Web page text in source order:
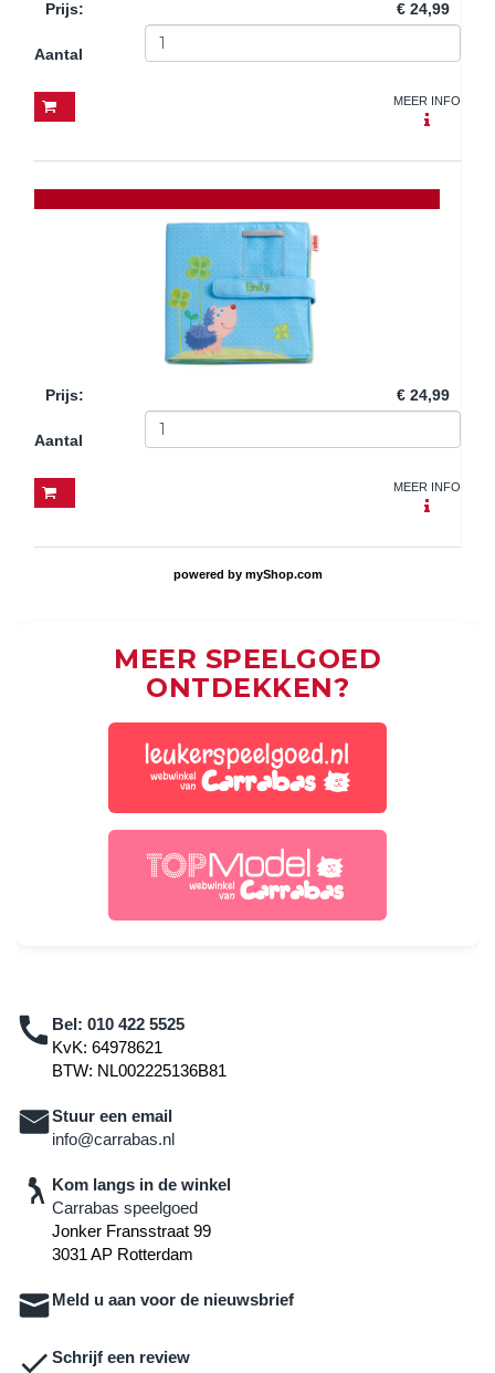
Prijs: € 24,99
Aantal
MEER INFO
Prijs: € 24,99
Aantal
MEER INFO
powered by myShop.com
MEER SPEELGOED
ONTDEKKEN?
Bel: 010 422 5525
KvK: 64978621
BTW: NL002225136B81
Stuur een email
info@carrabas.nl
Kom langs in de winkel
Carrabas speelgoed
Jonker Fransstraat 99
3031 AP Rotterdam
Meld u aan voor de nieuwsbrief
Schrijf een review